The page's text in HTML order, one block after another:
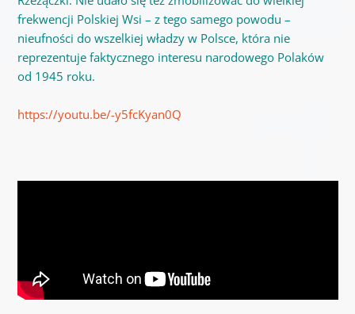
frekwencji Polskiej Wsi – z tego samego powodu –
nieufności do wszelkiej władzy w Polsce, która nie
reprezentuje faktycznego interesu narodowego Polaków
od 1945 roku.
https://youtu.be/-y5fcKyan0Q